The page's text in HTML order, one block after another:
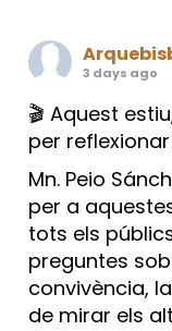
3 days ago
🎬 Aquest
per
Mn. Peio
per a
tots els
preguntes
convivència,
de mirar els